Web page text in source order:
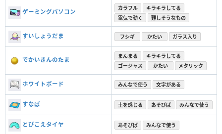
ゲーミングパソコン
カラフル
キラキラしてる
電気で動く
難しそうなもの
すいしょうだま フシギ かたい ガラス入り
でかいきんのたま
まんまる
キラキラしてる
ゴージャス
かたい メタリック
ホワイトボード みんなで使う 文字がある
すなば 土を感じる あそびば みんなで使う
とびこえタイヤ あそびば みんなで使う